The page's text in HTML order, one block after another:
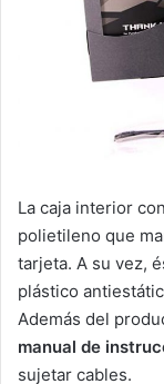
La caja interior
polietileno que
tarjeta. A su vez,
plástico
Además del
manual de
sujetar cables.